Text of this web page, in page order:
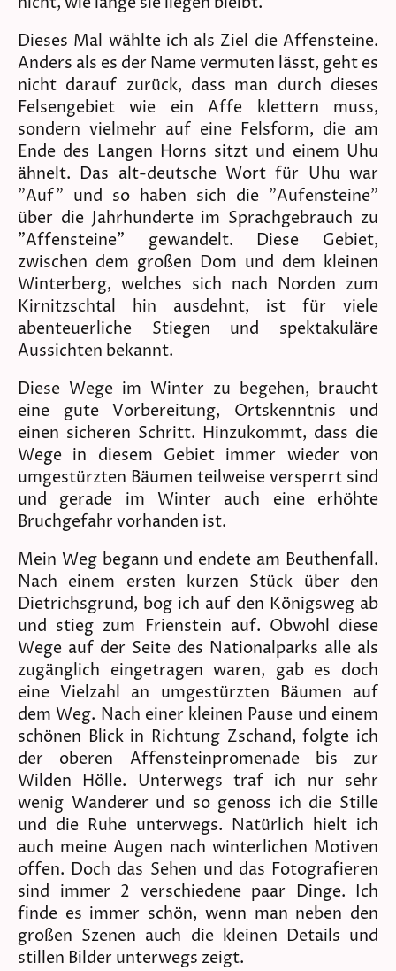
Dieses Mal wählte ich als Ziel die Affensteine.
Anders als es der Name vermuten lässt, geht es
nicht darauf zurück, dass man durch dieses
Felsengebiet wie ein Affe klettern muss,
sondern vielmehr auf eine Felsform, die am
Ende des Langen Horns sitzt und einem Uhu
ähnelt. Das alt-deutsche Wort für Uhu war
"Auf" und so haben sich die "Aufensteine"
über die Jahrhunderte im Sprachgebrauch zu
"Affensteine" gewandelt. Diese Gebiet,
zwischen dem großen Dom und dem kleinen
Winterberg, welches sich nach Norden zum
Kirnitzschtal hin ausdehnt, ist für viele
abenteuerliche Stiegen und spektakuläre
Aussichten bekannt.
Diese Wege im Winter zu begehen, braucht
eine gute Vorbereitung, Ortskenntnis und
einen sicheren Schritt. Hinzukommt, dass die
Wege in diesem Gebiet immer wieder von
umgestürzten Bäumen teilweise versperrt sind
und gerade im Winter auch eine erhöhte
Bruchgefahr vorhanden ist.
Mein Weg begann und endete am Beuthenfall.
Nach einem ersten kurzen Stück über den
Dietrichsgrund, bog ich auf den Königsweg ab
und stieg zum Frienstein auf. Obwohl diese
Wege auf der Seite des Nationalparks alle als
zugänglich eingetragen waren, gab es doch
eine Vielzahl an umgestürzten Bäumen auf
dem Weg. Nach einer kleinen Pause und einem
schönen Blick in Richtung Zschand, folgte ich
der oberen Affensteinpromenade bis zur
Wilden Hölle. Unterwegs traf ich nur sehr
wenig Wanderer und so genoss ich die Stille
und die Ruhe unterwegs. Natürlich hielt ich
auch meine Augen nach winterlichen Motiven
offen. Doch das Sehen und das Fotografieren
sind immer 2 verschiedene paar Dinge. Ich
finde es immer schön, wenn man neben den
großen Szenen auch die kleinen Details und
stillen Bilder unterwegs zeigt.